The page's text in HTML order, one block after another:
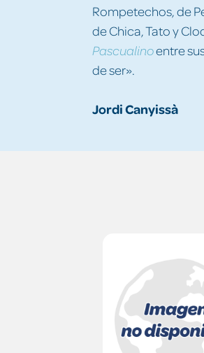
Rompetechos, de
de Chica, Tato y
Pascualinoentre
de ser».
Jordi Canyissà